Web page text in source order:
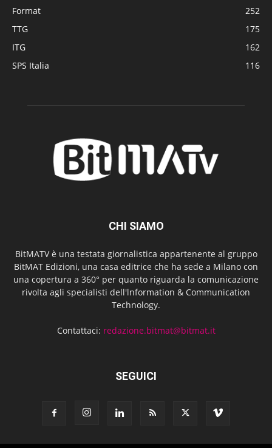
Format
252
TTG
175
ITG
162
SPS Italia
116
CHI SIAMO
BitMATV è una testata giornalistica appartenente al gruppo
BitMAT Edizioni, una casa editrice che ha sede a Milano con
una copertura a 360° per quanto riguarda la comunicazione
rivolta agli specialisti dell'lnformation & Communication
Technology.
Contattaci: redazione.bitmat@bitmat.it
SEGUICI